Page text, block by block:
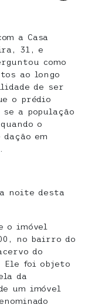
a Casa
31, e
como
ao longo
de ser
o prédio
a população
o
em
noite desta
o imóvel
no bairro do
do
Ele foi objeto
da
um imóvel